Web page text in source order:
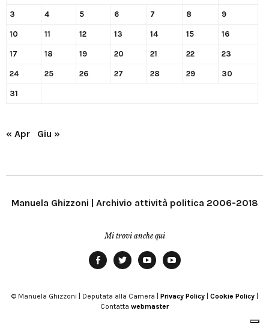
3 4 5 6 7 8 9
10 11 12 13 14 15 16
17 18 19 20 21 22 23
24 25 26 27 28 29 30
31
« Apr Giu »
Manuela Ghizzoni | Archivio attività politica 2006-2018
Mi trovi anche qui
Modena
© Manuela Ghizzoni | Deputata alla Camera | Privacy Policy| Cookie Policy|
Contatta webmaster